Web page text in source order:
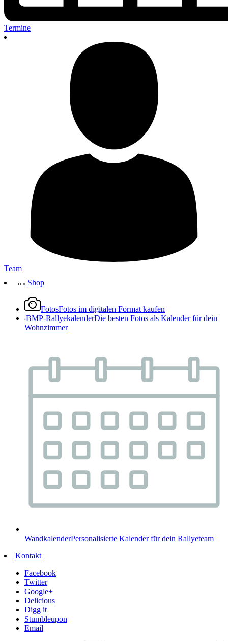
Termine
Team
Shop
FotosFotos im digitalen Format kaufen
BMP-RallyekalenderDie besten Fotos als Kalender für dein
Wohnzimmer
WandkalenderPersonalisierte Kalender für dein Rallyeteam
Kontakt
Facebook
Twitter
Google+
Delicious
Digg it
Stumbleupon
Email